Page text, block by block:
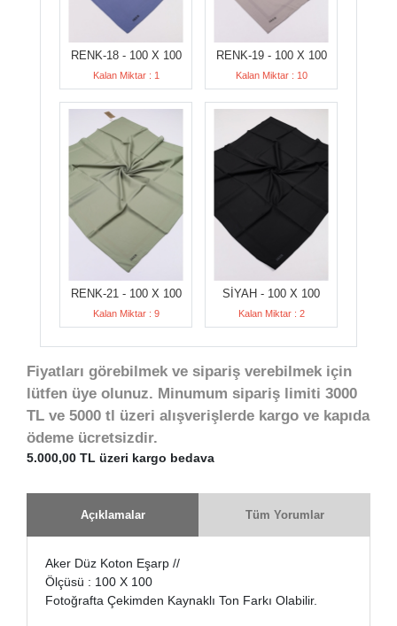
RENK-18 - 100 X 100
Kalan Miktar : 1
RENK-19 - 100 X 100
Kalan Miktar : 10
RENK-21 - 100 X 100
Kalan Miktar : 9
SİYAH - 100 X 100
Kalan Miktar : 2
Fiyatları görebilmek ve sipariş verebilmek için
lütfen üye olunuz. Minumum sipariş limiti 3000
TL ve 5000 tl üzeri alışverişlerde kargo ve kapıda
ödeme ücretsizdir.
5.000,00 TL üzeri kargo bedava
Açıklamalar Tüm Yorumlar
Aker Düz Koton Eşarp //
Ölçüsü : 100 X 100
Fotoğrafta Çekimden Kaynaklı Ton Farkı Olabilir.